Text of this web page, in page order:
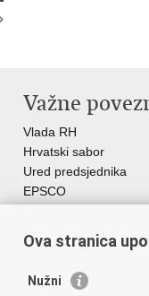
Važne
Vlada RH
Hrvatski sabor
Ured predsjednika
EPSCO
HZMO
Hrvatski zavod za
Ova stranica
Nužni